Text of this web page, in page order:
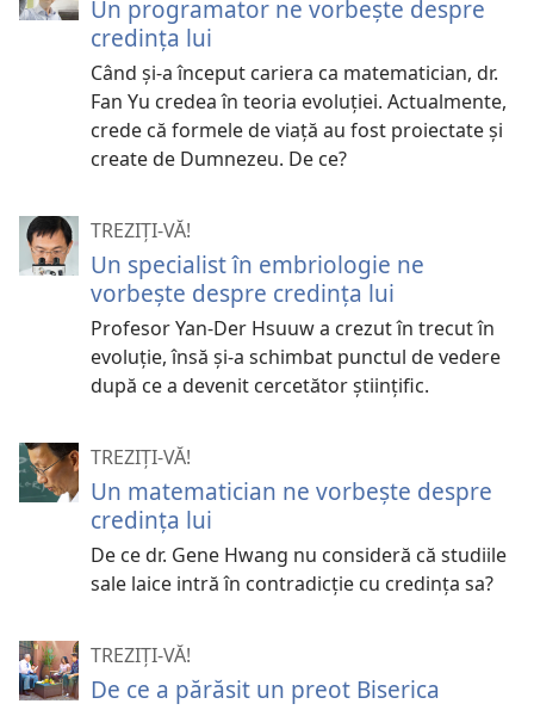
Un programator ne vorbește despre
credința lui
Când și-a început cariera ca matematician, dr.
Fan Yu credea în teoria evoluției. Actualmente,
crede că formele de viață au fost proiectate și
create de Dumnezeu. De ce?
TREZIȚI-VĂ!
Un specialist în embriologie ne
vorbește despre credința lui
Profesor Yan-Der Hsuuw a crezut în trecut în
evoluție, însă și-a schimbat punctul de vedere
după ce a devenit cercetător științific.
TREZIȚI-VĂ!
Un matematician ne vorbeşte despre
credinţa lui
De ce dr. Gene Hwang nu consideră că studiile
sale laice intră în contradicţie cu credinţa sa?
TREZIȚI-VĂ!
De ce a părăsit un preot Biserica